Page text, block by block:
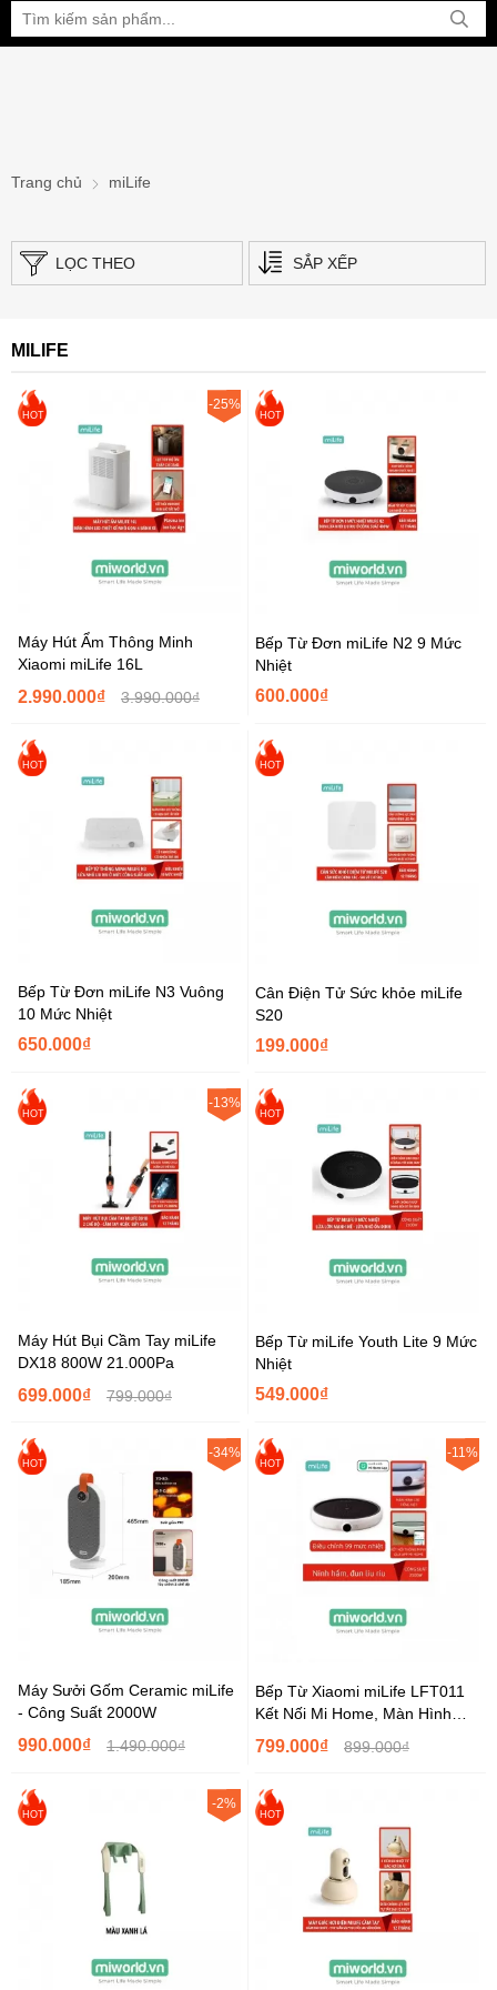
Bạn đang xem tại:
Trang chủ miLife
LỌC THEO SẮP XẾP
MILIFE
HOT
-25%
Máy Hút Ẩm Thông Minh
Xiaomi miLife 16L
2.990.000₫ 3.990.000₫
HOT
Bếp Từ Đơn miLife N2 9 Mức
Nhiệt
600.000₫
HOT
Bếp Từ Đơn miLife N3 Vuông
10 Mức Nhiệt
650.000₫
HOT
Cân Điện Tử Sức khỏe miLife
S20
199.000₫
HOT
-13%
Máy Hút Bụi Cầm Tay miLife
DX18 800W 21.000Pa
699.000₫ 799.000₫
HOT
Bếp Từ miLife Youth Lite 9 Mức
Nhiệt
549.000₫
HOT
-34%
Máy Sưởi Gốm Ceramic miLife
- Công Suất 2000W
990.000₫ 1.490.000₫
HOT
-11%
Bếp Từ Xiaomi miLife LFT011
Kết Nối Mi Home, Màn Hình
Hiển Thị Tiếng...
799.000₫ 899.000₫
HOT
-2%
HOT